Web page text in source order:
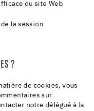
du site Web
la session
?
de cookies, vous
sur
notre délégué à la